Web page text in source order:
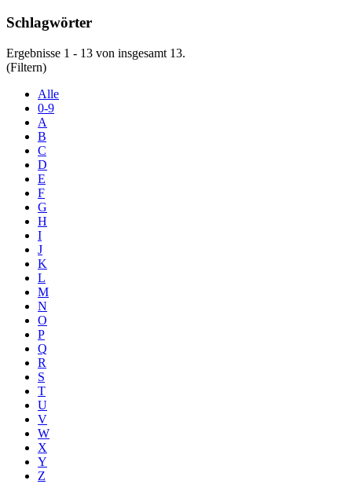
Schlagwörter
Ergebnisse 1 - 13 von insgesamt 13.
(Filtern)
Alle
0-9
A
B
C
D
E
F
G
H
I
J
K
L
M
N
O
P
Q
R
S
T
U
V
W
X
Y
Z